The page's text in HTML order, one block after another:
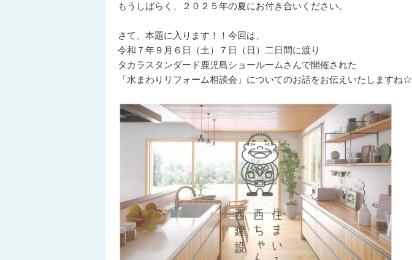
もうしばらく、２０２５年の夏にお付き合いください。
さて、本題に入ります！！今回は、
令和７年９月６日（土）７日（日）二日間に渡り
タカラスタンダード鹿児島ショールームさんで開催された
「水まわりリフォーム相談会」についてのお話をお伝えいたしますね☆